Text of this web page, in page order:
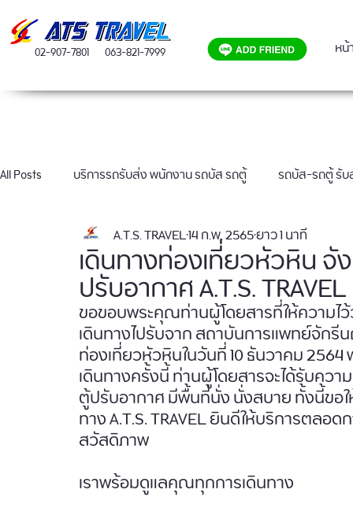
02-907-7801 063-821-7999 หน้
All Posts บริการรถรับส่ง พนักงาน รถบัส รถตู้ รถบัส-รถตู้ รั
ผลงานเช่ารถบัส 40 ที่นั่ง
เดินทางท่องเที่ยวหัวหิน
ปรับอากาศ A.T.S. TRAVEL
A.T.S. TRAVEL14 ก.พ. 2565ยาว 1 นาที
ขอขอบพระคุณท่านผู้โดยสารที่ให้ความไว้
เดินทางไปรับจาก สถาบันการแพทย์จัก
ท่องเที่ยวหัวหินในวันที่ 10 ธันวาคม
เดินทางครั้งนี้ ท่านผู้โดยสารจะได้รับคว
ตู้ปรับอากาศ มีพื้นที่นั่ง นั่งสบาย ทั้งนี้ขอใ
ทาง A.T.S. TRAVEL ยินดีให้บริการตลอ
สวัสดิภาพ
เราพร้อมดูแลคุณทุกการเดินทาง